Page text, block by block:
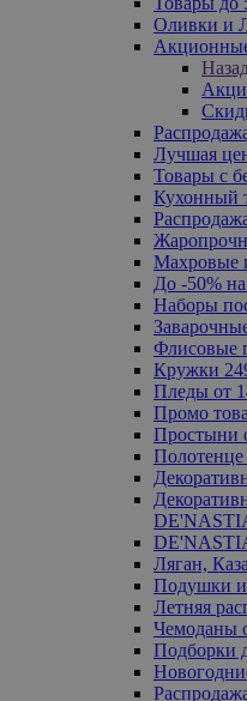
Оливки и
Лучшая
Товары с
Кухонный
Махровые
До -50% на
Наборы
Флисовые
Кружки
Пледы от
Промо
Простыни
Полотенце
Ляган,
Подушки и
Летняя
Чемоданы
Подборки